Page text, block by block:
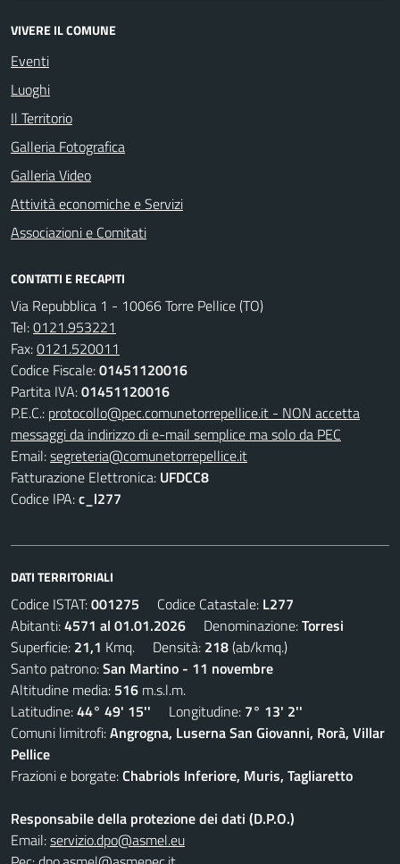
VIVERE IL COMUNE
Eventi
Luoghi
Il Territorio
Galleria Fotografica
Galleria Video
Attività economiche e Servizi
Associazioni e Comitati
CONTATTI E RECAPITI
Via Repubblica 1 - 10066 Torre Pellice (TO)
Tel:0121.953221
Fax:0121.520011
Codice Fiscale:01451120016
Partita IVA:01451120016
P.E.C.: protocollo@pec.comunetorrepellice.it - NON accetta
messaggi da indirizzo di e-mail semplice ma solo da PEC
Email:segreteria@comunetorrepellice.it
Fatturazione Elettronica: UFDCC8
Codice IPA:c_l277
DATI TERRITORIALI
Codice ISTAT:001275 Codice Catastale: L277
Abitanti:4571 al 01.01.2026 Denominazione:Torresi
Superficie: 21,1 Kmq. Densità: 218(ab/kmq.)
Santo patrono:San Martino - 11 novembre
Altitudine media: 516 m.s.l.m.
Latitudine:44° 49' 15'' Longitudine: 7° 13' 2''
Comuni limitrofi:Angrogna, Luserna San Giovanni, Rorà, Villar
Pellice
Frazioni e borgate:Chabriols Inferiore, Muris, Tagliaretto
Responsabile della protezione dei dati (D.P.O.)
Email:servizio.dpo@asmel.eu